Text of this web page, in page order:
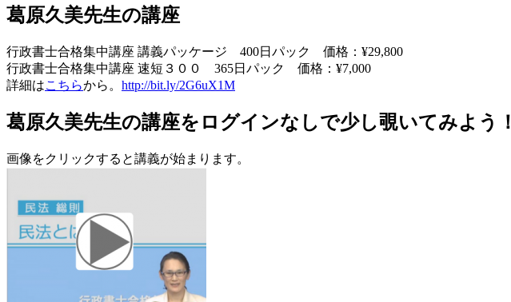
葛原久美先生の講座
行政書士合格集中講座 講義パッケージ 400日パック 価格：¥29,800
行政書士合格集中講座 速短３００ 365日パック 価格：¥7,000
詳細はこちらから。 http://bit.ly/2G6uX1M
葛原久美先生の講座をログインなしで少し覗いてみよう！
画像をクリックすると講義が始まります。